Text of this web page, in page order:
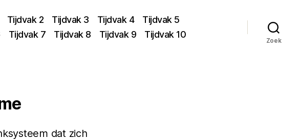
Tijdvak 2 Tijdvak 3 Tijdvak 4
Tijdvak 5
Tijdvak 7 Tijdvak 8 Tijdvak 9 Tijdvak 10
Zoek
dat zich